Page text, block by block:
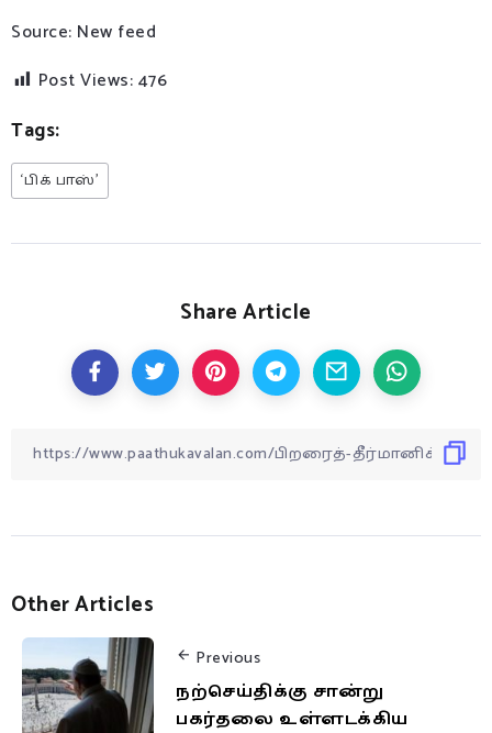
Source: New feed
Post Views:476
Tags:
‘பிக் பாஸ்’
Share Article
Other Articles
Previous
நற்செய்திக்கு சான்று
பகர்தலை உள்ளடக்கிய